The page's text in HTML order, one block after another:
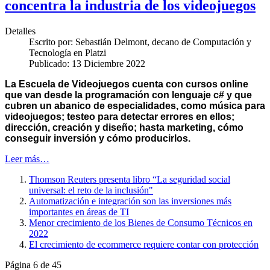
concentra la industria de los videojuegos
Detalles
Escrito por: Sebastián Delmont, decano de Computación y
Tecnología en Platzi
Publicado: 13 Diciembre 2022
La Escuela de Videojuegos cuenta con cursos online
que van desde la programación con lenguaje c# y que
cubren un abanico de especialidades, como música para
videojuegos; testeo para detectar errores en ellos;
dirección, creación y diseño; hasta marketing, cómo
conseguir inversión y cómo producirlos.
Leer más…
Thomson Reuters presenta libro “La seguridad social
universal: el reto de la inclusión"
Automatización e integración son las inversiones más
importantes en áreas de TI
Menor crecimiento de los Bienes de Consumo Técnicos en
2022
El crecimiento de ecommerce requiere contar con protección
Página 6 de 45